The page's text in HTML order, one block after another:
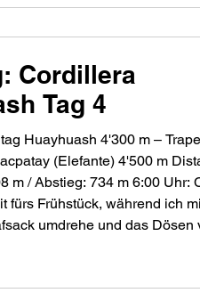
Cordillera
Tag 4
Huayhuash 4'300 m –
(Elefante) 4'500 m Distanz:
fürs Frühstück, während ich
umdrehe und das Dösen
Sorgen, ob das Wandern im